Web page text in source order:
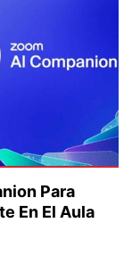
Para
En El Aula